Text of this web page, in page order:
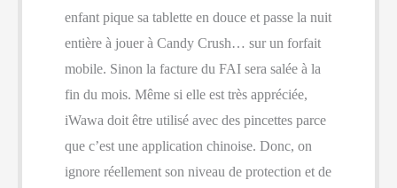
enfant pique sa tablette en douce et passe la nuit
entière à jouer à Candy Crush… sur un forfait
mobile. Sinon la facture du FAI sera salée à la
fin du mois. Même si elle est très appréciée,
iWawa doit être utilisé avec des pincettes parce
que c’est une application chinoise. Donc, on
ignore réellement son niveau de protection et de